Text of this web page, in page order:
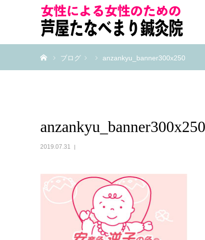
ブログ anzankyu_banner300x250
anzankyu_banner300x250
2019.07.31